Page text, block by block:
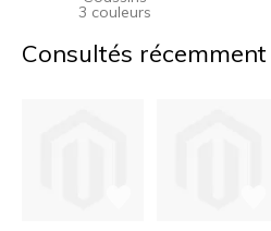
3 couleurs
Consultés récemment